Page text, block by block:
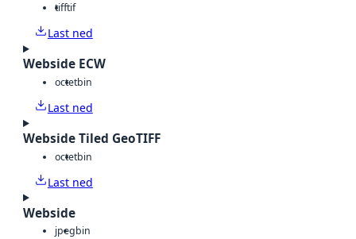
tifftif
Last ned
Webside ECW
octetbin
Last ned
Webside Tiled GeoTIFF
octetbin
Last ned
Webside
jpegbin